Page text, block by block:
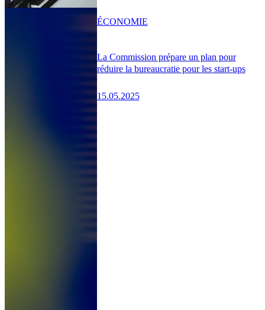
La Commission prépare un plan pour
réduire la bureaucratie pour les start-ups
15.05.2025
ÉCONOMIE